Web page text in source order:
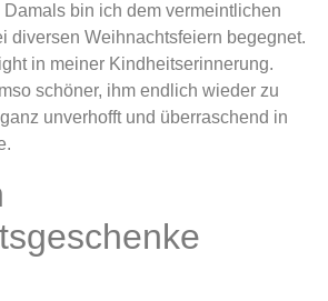
Damals bin ich dem vermeintlichen
diversen Weihnachtsfeiern begegnet.
in meiner Kindheitserinnerung.
schöner, ihm endlich wieder zu
unverhofft und überraschend in